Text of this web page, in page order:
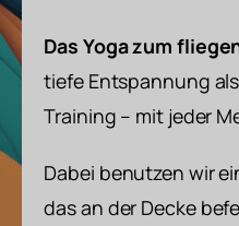
Das Yoga zum
tiefe Entspannung
Training – mit jeder
Dabei benutzen wir
das an der Decke